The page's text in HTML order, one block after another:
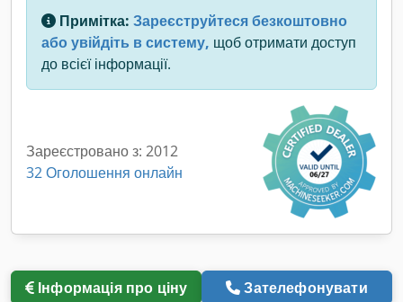
Примітка: Зареєструйтеся безкоштовно
або увійдіть в систему, щоб отримати доступ
до всієї інформації.
Зареєстровано з: 2012
32 Оголошення онлайн
Інформація про ціну Зателефонувати